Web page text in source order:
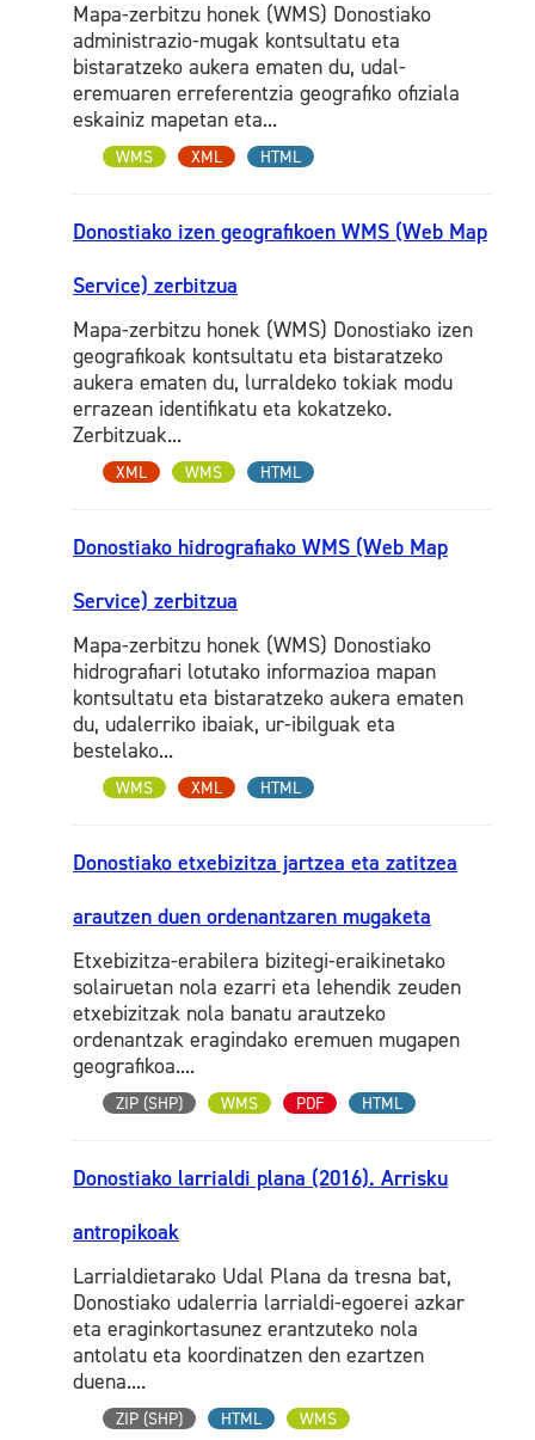
Mapa-zerbitzu honek (WMS) Donostiako
administrazio-mugak kontsultatu eta
bistaratzeko aukera ematen du, udal-
eremuaren erreferentzia geografiko ofiziala
eskainiz mapetan eta...
WMS XML HTML
Donostiako izen geografikoen WMS (Web Map
Service) zerbitzua
Mapa-zerbitzu honek (WMS) Donostiako izen
geografikoak kontsultatu eta bistaratzeko
aukera ematen du, lurraldeko tokiak modu
errazean identifikatu eta kokatzeko.
Zerbitzuak...
XML WMS HTML
Donostiako hidrografiako WMS (Web Map
Service) zerbitzua
Mapa-zerbitzu honek (WMS) Donostiako
hidrografiari lotutako informazioa mapan
kontsultatu eta bistaratzeko aukera ematen
du, udalerriko ibaiak, ur-ibilguak eta
bestelako...
WMS XML HTML
Donostiako etxebizitza jartzea eta zatitzea
arautzen duen ordenantzaren mugaketa
Etxebizitza-erabilera bizitegi-eraikinetako
solairuetan nola ezarri eta lehendik zeuden
etxebizitzak nola banatu arautzeko
ordenantzak eragindako eremuen mugapen
geografikoa....
ZIP (SHP) WMS PDF HTML
Donostiako larrialdi plana (2016). Arrisku
antropikoak
Larrialdietarako Udal Plana da tresna bat,
Donostiako udalerria larrialdi-egoerei azkar
eta eraginkortasunez erantzuteko nola
antolatu eta koordinatzen den ezartzen
duena....
ZIP (SHP) HTML WMS